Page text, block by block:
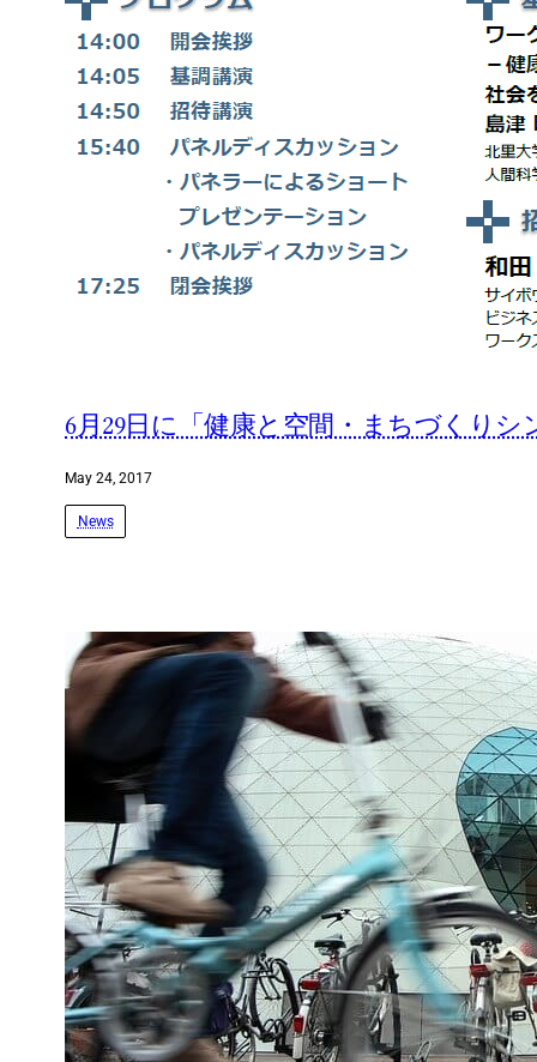
6月29日に「健康と空間・まちづくり
May 24, 2017
News